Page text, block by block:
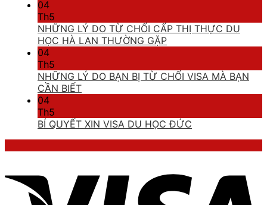
04
Th5
NHỮNG LÝ DO TỪ CHỐI CẤP THỊ THỰC DU
HỌC HÀ LAN THƯỜNG GẶP
04
Th5
NHỮNG LÝ DO BẠN BỊ TỪ CHỐI VISA MÀ BẠN
CẦN BIẾT
04
Th5
BÍ QUYẾT XIN VISA DU HỌC ĐỨC